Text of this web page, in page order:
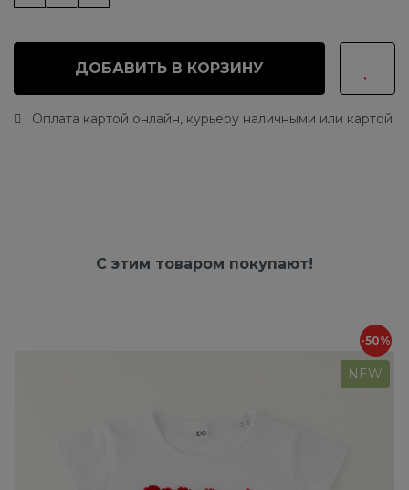
ДОБАВИТЬ В КОРЗИНУ
Оплата картой онлайн, курьеру наличными или картой
С этим товаром покупают!
-50%
NEW